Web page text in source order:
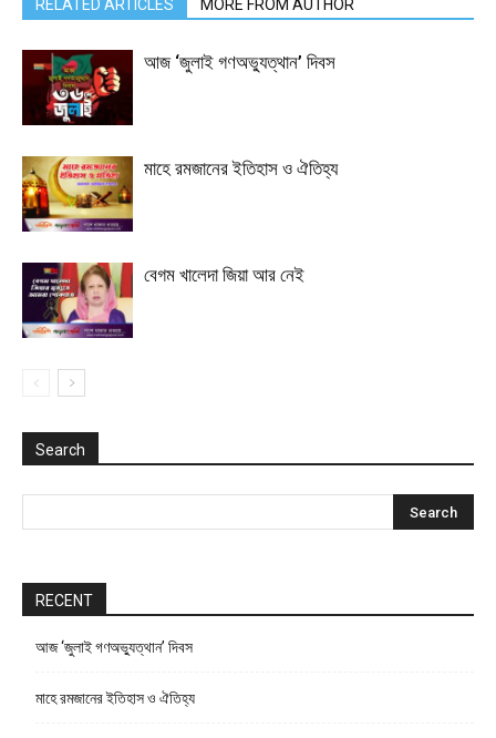
RELATED ARTICLES MORE FROM AUTHOR
আজ ‘জুলাই গণঅভ্যুত্থান’ দিবস
মাহে রমজানের ইতিহাস ও ঐতিহ্য
বেগম খালেদা জিয়া আর নেই
Search
RECENT
আজ ‘জুলাই গণঅভ্যুত্থান’ দিবস
মাহে রমজানের ইতিহাস ও ঐতিহ্য